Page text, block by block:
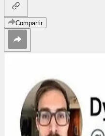
Compartir